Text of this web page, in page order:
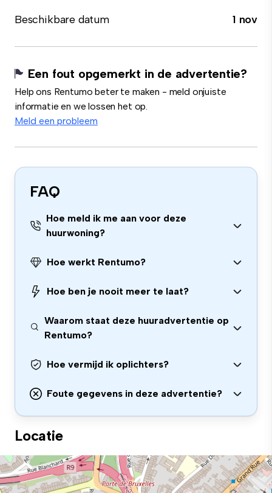
Beschikbare datum
1 nov
Een fout opgemerkt in de advertentie?
Help ons Rentumo beter te maken - meld onjuiste
informatie en we lossen het op.
Meld een probleem
FAQ
Hoe meld ik me aan voor deze
huurwoning?
Hoe werkt Rentumo?
Hoe ben je nooit meer te laat?
Waarom staat deze huuradvertentie op
Rentumo?
Hoe vermijd ik oplichters?
Foute gegevens in deze advertentie?
Locatie